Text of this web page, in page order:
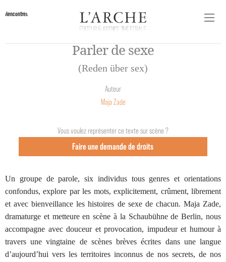
Rencontres
Parler de sexe
(Reden über sex)
Auteur
Maja Zade
Vous voulez représenter ce texte sur scène ?
Faire une demande de droits
Un groupe de parole, six individus tous genres et orientations
confondus, explore par les mots, explicitement, crûment, librement
et avec bienveillance les histoires de sexe de chacun. Maja Zade,
dramaturge et metteure en scène à la Schaubühne de Berlin, nous
accompagne avec douceur et provocation, impudeur et humour à
travers une vingtaine de scènes brèves écrites dans une langue
d’aujourd’hui vers les territoires inconnus de nos secrets, de nos